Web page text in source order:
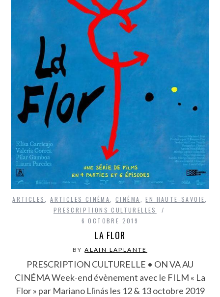
ARTICLES ,ARTICLES CINÉMA ,CINÉMA ,EN HAUTE-SAVOIE
PRESCRIPTIONS CULTURELLES
6 OCTOBRE 2019
LA FLOR
BYALAIN LAPLANTE
PRESCRIPTION CULTURELLE • ON VA AU
CINÉMA Week-end évènement avec le FILM « La
Flor » par Mariano Llinás les 12 & 13 octobre 2019